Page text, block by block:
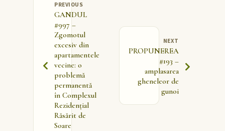
PREVIOUS
GANDUL
#997 –
Zgomotul
excesiv din
apartamentele
vecine: o
problemă
permanentă
în Complexul
Rezidențial
Răsărit de
Soare
NEXT
PROPUNEREA
#193 –
amplasarea
gheneleor de
gunoi